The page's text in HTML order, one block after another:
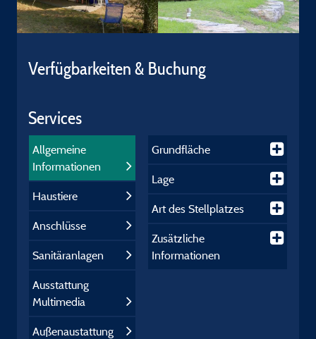
Verfügbarkeiten & Buchung
Services
Allgemeine
Informationen
Haustiere
Anschlüsse
Sanitäranlagen
Ausstattung
Multimedia
Außenaustattung
Grundfläche
Lage
Art des Stellplatzes
Zusätzliche
Informationen